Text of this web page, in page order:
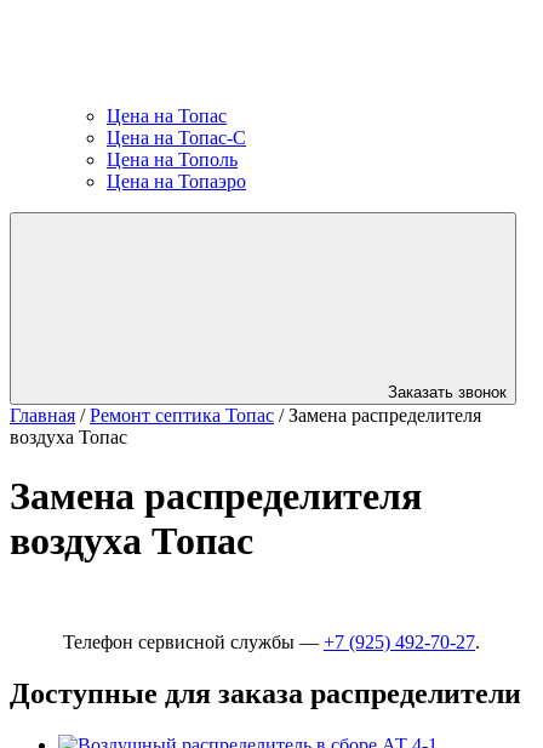
Цена на Топас
Цена на Топас-С
Цена на Тополь
Цена на Топаэро
Заказать звонок
Главная / Ремонт септика Топас / Замена распределителя
воздуха Топас
Замена распределителя
воздуха Топас
Телефон сервисной службы — +7 (925) 492-70-27.
Доступные для заказа распределители